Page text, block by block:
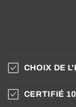
CHOIX DE
CERTIFIÉ